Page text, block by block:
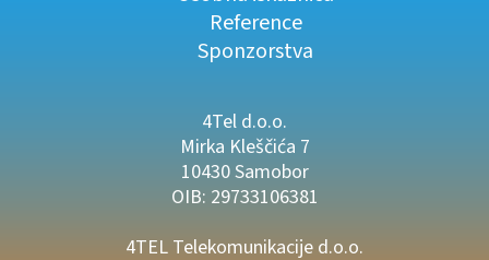
Reference
Sponzorstva
4Tel d.o.o.
Mirka Kleščića 7
10430 Samobor
OIB: 29733106381
4TEL Telekomunikacije d.o.o.